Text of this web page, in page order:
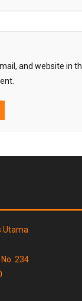
and website in
Utama
234